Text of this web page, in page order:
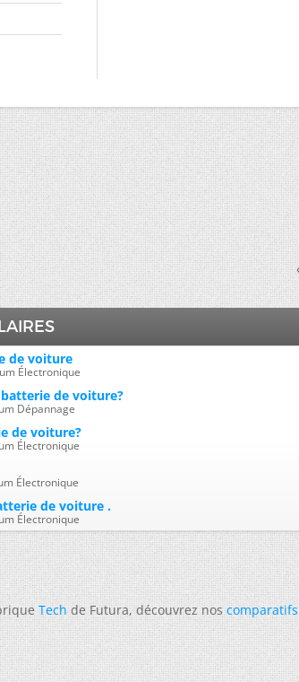
de voiture
Électronique
de voiture?
Dépannage
de voiture?
Électronique
Électronique
de voiture .
Électronique
Techde Futura, découvrez nos